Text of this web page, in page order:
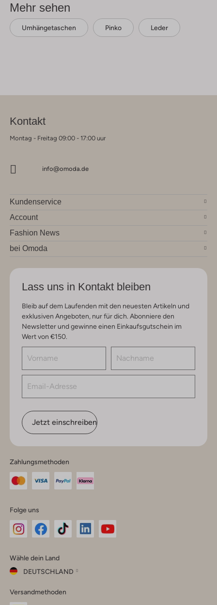
Mehr sehen
Umhängetaschen Pinko Leder
Kontakt
Montag - Freitag 09:00 - 17:00 uur
info@omoda.de
Kundenservice
Account
Fashion News
bei Omoda
Lass uns in Kontakt bleiben
Bleib auf dem Laufenden mit den neuesten Artikeln und
exklusiven Angeboten, nur für dich. Abonniere den
Newsletter und gewinne einen Einkaufsgutschein im
Wert von €150.
Jetzt einschreiben
Zahlungsmethoden
Folge uns
Instagram
Facebook
TikTok
Wähle dein Land
DEUTSCHLAND
dein
Land
Versandmethoden